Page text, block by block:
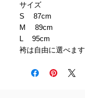
サイズ
S 87cm
M 89cm
L 95cm
袴は自由に選べます